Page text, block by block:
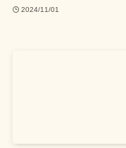
2024/11/01